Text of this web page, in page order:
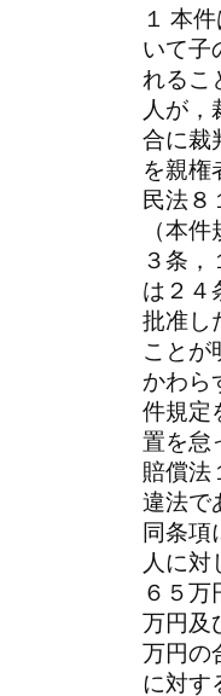
１ 本
いて子
れるこ
人が，
合に裁
を親権
民法８
（本
３条，
は２４
批准し
ことが
かわら
件規定
置を怠
賠償法
違法で
同条項
人に対
６５万
万円及
万円の
に対す